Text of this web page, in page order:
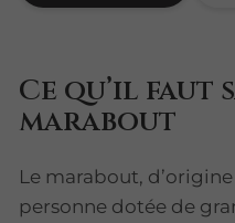
Ce qu’il faut
marabout
Le marabout,
personne dotée de